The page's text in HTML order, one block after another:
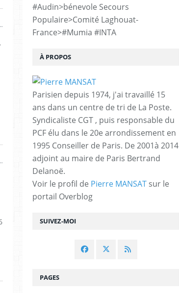
SUIVEZ-MOI
#Audin>bénevole Secours
Populaire>Comité Laghouat-
France>#Mumia #INTA
À PROPOS
Parisien depuis 1974, j'ai travaillé 15
ans dans un centre de tri de La Poste.
Syndicaliste CGT , puis responsable du
PCF élu dans le 20e arrondissement en
1995 Conseiller de Paris. De 2001à 2014
adjoint au maire de Paris Bertrand
Delanoë.
Voir le profil de Pierre MANSAT sur le
portail Overblog
PAGES